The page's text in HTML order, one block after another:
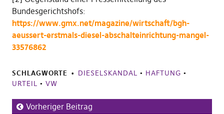
Bundesgerichtshofs:
https://www.gmx.net/magazine/wirtschaft/bgh-
aeussert-erstmals-diesel-abschalteinrichtung-mangel-
33576862
SCHLAGWORTE DIESELSKANDAL • HAFTUNG •
URTEIL • VW
Vorheriger Beitrag